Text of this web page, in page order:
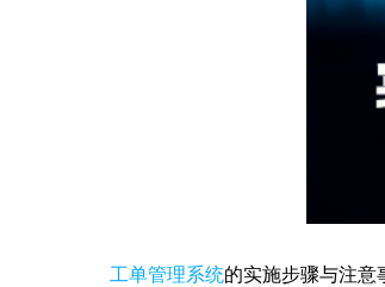
工单管理系统的实施步骤与注意